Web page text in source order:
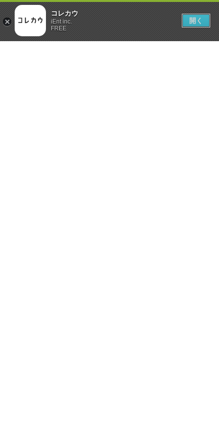
コレカウ
iEnt inc.
FREE
開く